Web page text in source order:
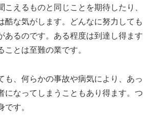
こえるものと同じことを期待したり、
酷な気がします。どんなに努力しても
あるのです。ある程度は到達し得ます
ことは至難の業です。
も、何らかの事故や病気により、あっ
になってしまうこともあり得ます。つ
です。